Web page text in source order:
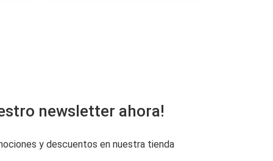
newsletter ahora!
y descuentos en nuestra tienda